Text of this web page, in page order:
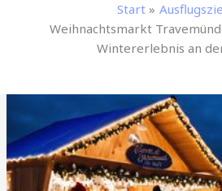
Start
Weihnachtsmarkt
Wintererlebnis an